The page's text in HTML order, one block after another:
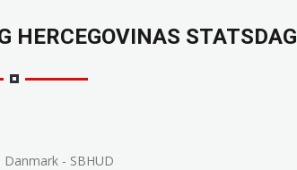
HERCEGOVINAS STATSDAG
- SBHUD